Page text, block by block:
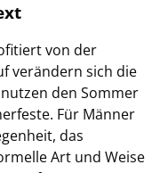
von der
verändern sich die
den Sommer
Für Männer
das
Art und Weise